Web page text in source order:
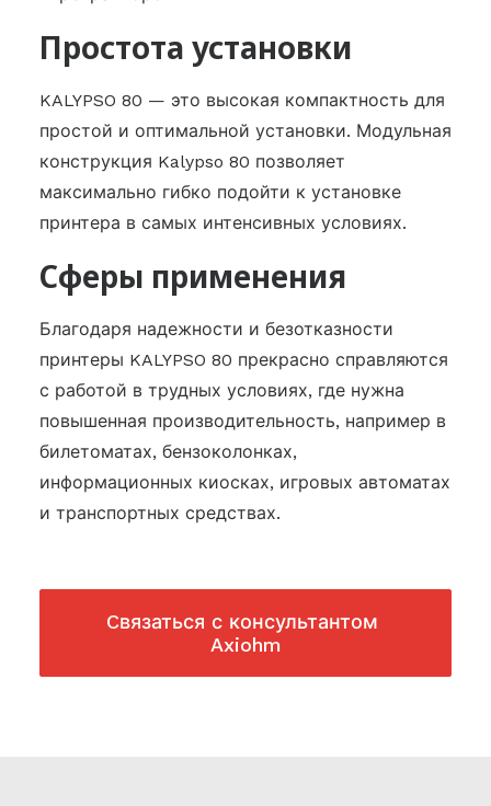
Простота установки
KALYPSO 80 — это высокая компактность для
простой и оптимальной установки. Модульная
конструкция Kalypso 80 позволяет
максимально гибко подойти к установке
принтера в самых интенсивных условиях.
Сферы применения
Благодаря надежности и безотказности
принтеры KALYPSO 80 прекрасно справляются
с работой в трудных условиях, где нужна
повышенная производительность, например в
билетоматах, бензоколонках,
информационных киосках, игровых автоматах
и транспортных средствах.
Cвязаться с консультантом
Axiohm